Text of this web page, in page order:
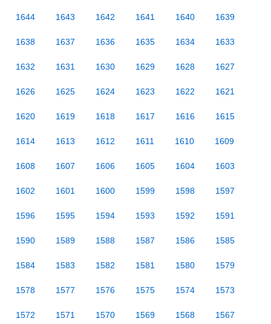
1644 1643 1642 1641 1640 1639
1638 1637 1636 1635 1634 1633
1632 1631 1630 1629 1628 1627
1626 1625 1624 1623 1622 1621
1620 1619 1618 1617 1616 1615
1614 1613 1612 1611 1610 1609
1608 1607 1606 1605 1604 1603
1602 1601 1600 1599 1598 1597
1596 1595 1594 1593 1592 1591
1590 1589 1588 1587 1586 1585
1584 1583 1582 1581 1580 1579
1578 1577 1576 1575 1574 1573
1572 1571 1570 1569 1568 1567